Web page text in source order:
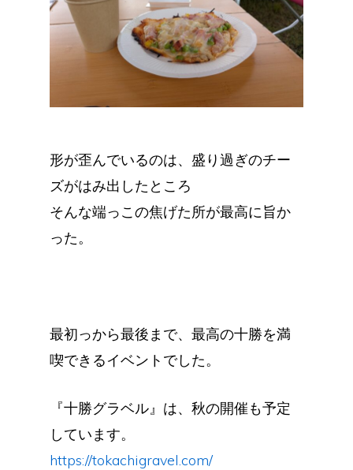
形が歪んでいるのは、盛り過ぎのチー
ズがはみ出したところ
そんな端っこの焦げた所が最高に旨か
った。
最初っから最後まで、最高の十勝を満
喫できるイベントでした。
『十勝グラベル』は、秋の開催も予定
しています。
https://tokachigravel.com/